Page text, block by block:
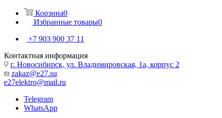
Корзина0
Избранные товары0
+7 903 900 37 11
Контактная информация
г. Новосибирск, ул. Владимировская, 1а, корпус 2
zakaz@e27.su
e27elektro@mail.ru
Telegram
WhatsApp